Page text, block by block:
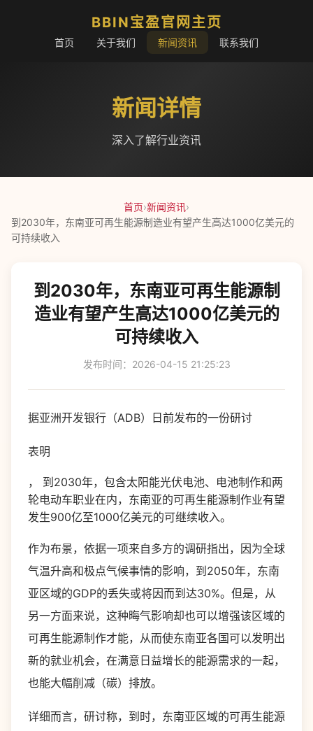
BBIN宝盈官网主页
首页 关于我们 新闻资讯 联系我们
新闻详情
深入了解行业资讯
首页›新闻资讯›
到2030年，东南亚可再生能源制造业有望产生高达1000亿美元的
可持续收入
到2030年，东南亚可再生能源制
造业有望产生高达1000亿美元的
可持续收入
发布时间：2026-04-15 21:25:23
据亚洲开发银行（ADB）日前发布的一份研讨
表明
， 到2030年，包含太阳能光伏电池、电池制作和两
轮电动车职业在内，东南亚的可再生能源制作业有望
发生900亿至1000亿美元的可继续收入。
作为布景，依据一项来自多方的调研指出，因为全球
气温升高和极点气候事情的影响，到2050年，东南
亚区域的GDP的丢失或将因而到达30%。但是，从
另一方面来说，这种晦气影响却也可以增强该区域的
可再生能源制作才能，从而使东南亚各国可以发明出
新的就业机会，在满意日益增长的能源需求的一起，
也能大幅削减（碳）排放。
详细而言，研讨称，到时，东南亚区域的可再生能源